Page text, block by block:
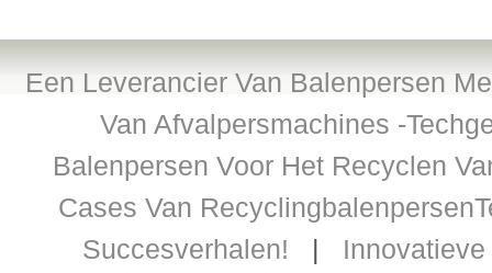
Een Leverancier Van Balenpersen
Van Afvalpersmachines -
Balenpersen Voor Het Recyclen
Cases Van
Succesverhalen! |